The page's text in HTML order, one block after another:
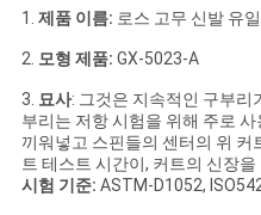
인
용
문
을
1. 제품 이름: 로스 고무 신발 유
2. 모형 제품: GX-5023-A
3. 묘사: 그것은 지속적인 구부리
부리는 저항 시험을 위해 주로
끼워넣고 스핀들의 센터의 위 커
트 테스트 시간이, 커트의 신장
시험 기준: ASTM-D1052,